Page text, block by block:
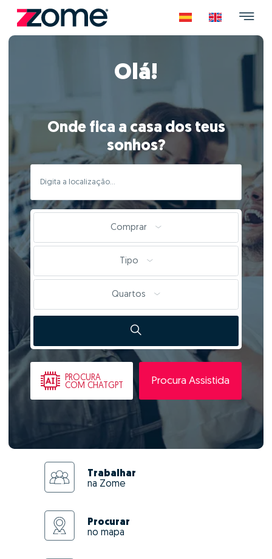
Olá!
Onde fica a casa dos teus
sonhos?
Comprar
Tipo
Quartos
PROCURA
COM CHATGPT
Procura Assistida
Trabalhar
na Zome
Procurar
no mapa